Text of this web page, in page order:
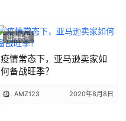
出海头条
疫情常态下，亚马逊卖家如
何备战旺季？
AMZ123 2020年8月8日